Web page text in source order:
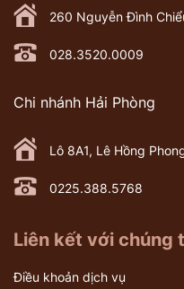
260 Nguyễn Đình
028.3520.0009
Chi nhánh Hải Phòng
Lô 8A1, Lê Hồng
0225.388.5768
Liên kết với chúng
Điều khoản dịch vụ